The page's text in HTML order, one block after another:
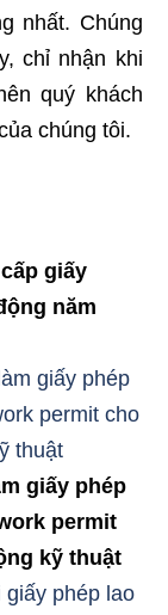
nhất. Chúng
chỉ nhận khi
quý khách
chúng tôi.
giấy
năm
giấy phép
permit
kỹ thuật